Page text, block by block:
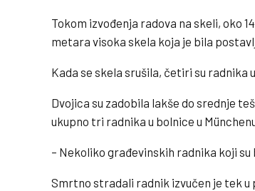
Tokom izvođenja radova na skeli, oko
metara visoka skela koja je bila
Kada se skela srušila, četiri su radnika
Dvojica su zadobila lakše do srednje
ukupno tri radnika u bolnice u
– Nekoliko građevinskih radnika koji su
Smrtno stradali radnik izvučen je tek